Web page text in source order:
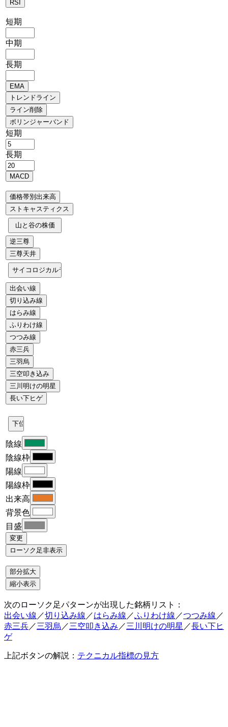
短期
中期
長期
短期
長期
陰線
陰線枠
陽線
陽線枠
出来高
背景色
目盛
次のローソク足パターンが出現した銘柄リスト：
出会い線 ／切り込み線 ／はらみ線 ／ふりわけ線 ／つつみ線 ／
赤三兵／三羽烏 ／三空叩き込み ／三川明けの明星 ／長い下ヒ
ゲ
上記ボタンの解説： テクニカル指標の見方